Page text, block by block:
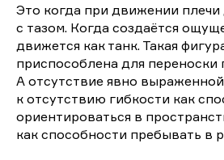
Это когда при движении
с тазом. Когда создаётся
движется как танк. Такая
приспособлена для переноски
А отсутствие явно
к отсутствию гибкости как
ориентироваться в
как способности пребывать в